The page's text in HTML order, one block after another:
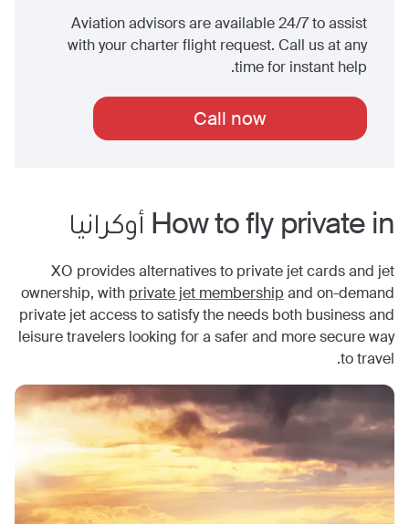
Aviation advisors are available 24/7 to assist
with your charter flight request. Call us at any
time for instant help.
Call now
How to fly private in أوكرانيا
XO provides alternatives to private jet cards and jet
ownership, with private jet membership and on-demand
private jet access to satisfy the needs both business and
leisure travelers looking for a safer and more secure way
to travel.